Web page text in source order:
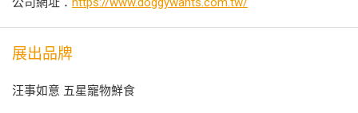
展出品牌
汪事如意 五星寵物鮮食